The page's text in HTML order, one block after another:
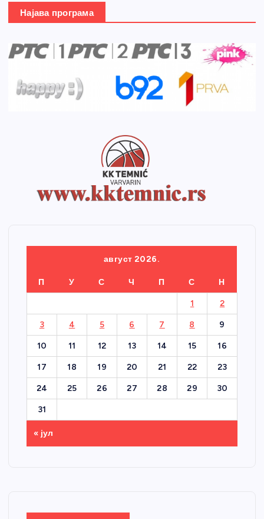
Најава програма
август 2026.
П У С Ч П С Н
1 2
3 4 5 6 7 8 9
10 11 12 13 14 15 16
17 18 19 20 21 22 23
24 25 26 27 28 29 30
31
« јул